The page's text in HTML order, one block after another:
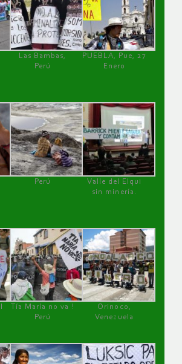
Las Bambas,
Perú
PUEBLA, Pue, 27
Enero
Perú
Valle del Elqui
sin minería.
Tía María no va !
Perú
Orinoco,
Venezuela